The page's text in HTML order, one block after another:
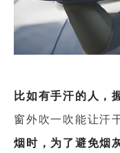
比如有手汗的人，
窗外吹一吹能让汗
烟时，为了避免烟